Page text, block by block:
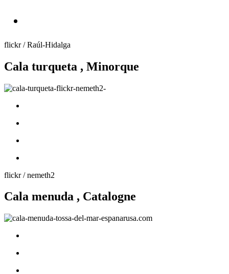
flickr / Raúl-Hidalga
Cala turqueta , Minorque
flickr / nemeth2
Cala menuda , Catalogne